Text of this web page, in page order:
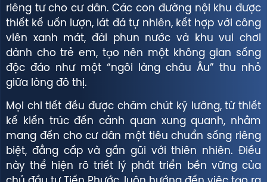
riêng tư cho cư dân. Các con đường nội khu được
thiết kế uốn lượn, lát đá tự nhiên, kết hợp với công
viên xanh mát, đài phun nước và khu vui chơi
dành cho trẻ em, tạo nên một không gian sống
độc đáo như một “ngôi làng châu Âu” thu nhỏ
giữa lòng đô thị.
Mọi chi tiết đều được chăm chút kỹ lưỡng, từ thiết
kế kiến trúc đến cảnh quan xung quanh, nhằm
mang đến cho cư dân một tiêu chuẩn sống riêng
biệt, đẳng cấp và gần gũi với thiên nhiên. Điều
này thể hiện rõ triết lý phát triển bền vững của